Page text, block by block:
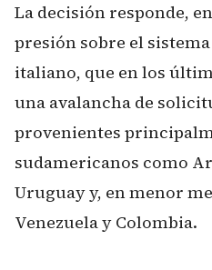
La decisión responde,
presión sobre el
italiano, que en los
una avalancha de
provenientes
sudamericanos como
Uruguay y, en menor
Venezuela y Colombia.